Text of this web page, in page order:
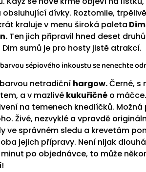
obsluhující dívky. Roztomile,
kraluje v menu široká paleta
Ten jich připravil hned deset
sumů je pro hosty jistě atrakcí.
sépiového inkoustu se nenechte
netradiční hargow.Černé, s
a v mazlivé kukuřičné o
na temenech knedlíčků.
Živé, nezvyklé a vpravdě
ve správném sledu a krevetám
jejich přípravy. Není nijak
po objednávce, to může